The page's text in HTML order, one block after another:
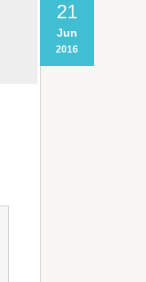
21
Jun
2016